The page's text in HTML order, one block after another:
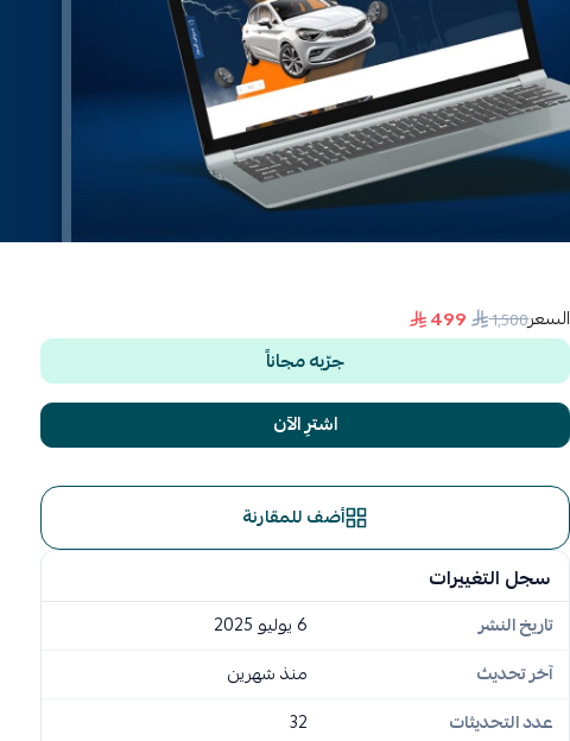
السعر1٬500
499
جرّبه مجاناً
اشترِ الآن
أضف للمقارنة
سجل التغييرات
تاريخ النشر
6 يوليو 2025
آخر تحديث
منذ شهرين
عدد التحديثات
32